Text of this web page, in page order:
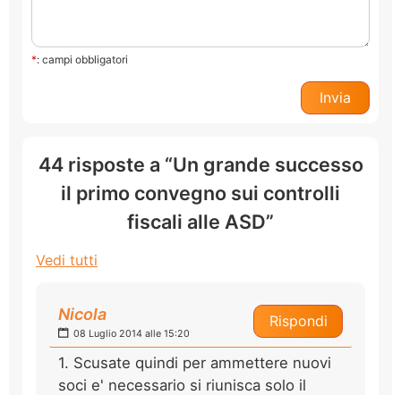
*: campi obbligatori
44 risposte a “Un grande successo
il primo convegno sui controlli
fiscali alle ASD”
Vedi tutti
Rispondi
Nicola
08 Luglio 2014 alle 15:20
1. Scusate quindi per ammettere nuovi
soci e' necessario si riunisca solo il